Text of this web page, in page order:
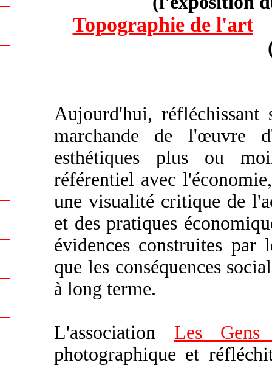
Topographie de l'art
Aujourd'hui,
marchande de l'œuvre
esthétiques plus ou
référentiel avec
une visualité critique de
et des pratiques
évidences construites par
que les conséquences
à long terme.
L'association Les Gens
photographique et